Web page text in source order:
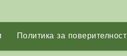
Политика за поверителност